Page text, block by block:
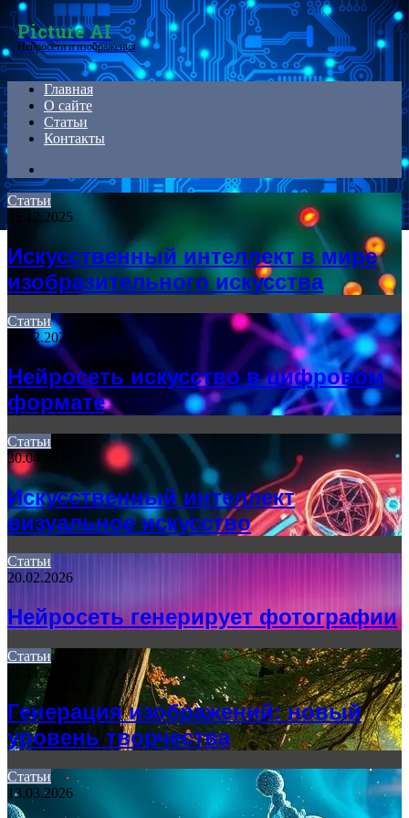
Menu
Picture AI
Нейросети и изображения
Главная
О сайте
Статьи
Контакты
for
Статьи
05.12.2025
Искусственный интеллект в мире
изобразительного искусства
Статьи
12.02.2026
Нейросеть искусство в цифровом
формате
Статьи
30.04.2026
Искусственный интеллект
визуальное искусство
Статьи
20.02.2026
Нейросеть генерирует фотографии
Статьи
27.11.2025
Генерация изображений: новый
уровень творчества
Статьи
13.03.2026